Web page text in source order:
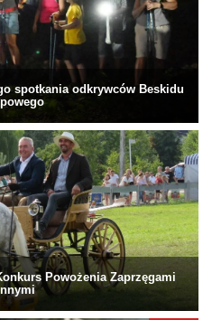
spotkania odkrywców Beskidu
Powożenia Zaprzęgami